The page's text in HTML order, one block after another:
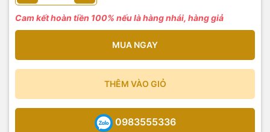
Cam kết hoàn tiền 100% nếu là hàng nhái, hàng giả
MUA NGAY
THÊM VÀO GIỎ
0983555336